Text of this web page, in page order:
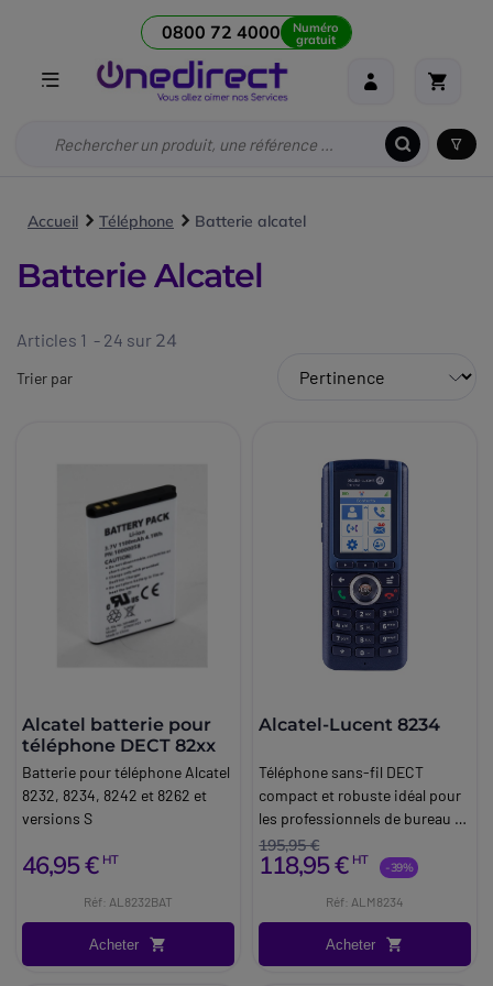
0800 72 4000 Numéro
gratuit
Accueil Téléphone Batterie alcatel
Batterie Alcatel
Articles 1 - 24 sur 24
Trier par
Alcatel batterie pour
téléphone DECT 82xx
Batterie pour téléphone Alcatel
8232, 8234, 8242 et 8262 et
versions S
46,95 € HT
Réf: AL8232BAT
Acheter
Alcatel-Lucent 8234
Téléphone sans-fil DECT
compact et robuste idéal pour
les professionnels de bureau et
les industriels.
195,95 €
118,95 € HT -39%
Réf: ALM8234
Acheter